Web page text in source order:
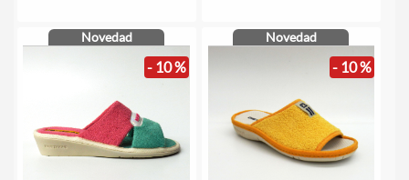
Novedad
- 10 %
Novedad
- 10 %